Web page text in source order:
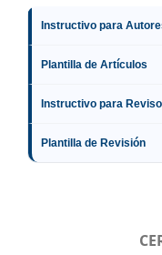
Instructivo para
Plantilla de Artículos
Instructivo para
Plantilla de Revisión